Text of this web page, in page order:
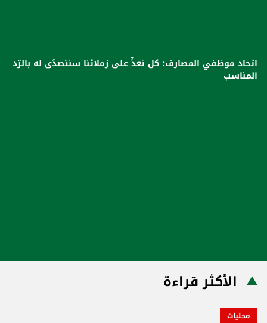
اتحاد موظفي المصارف: كل تعدٍّ على زملائنا سنتصدّى له بالرّد
المناسب
الأكثر قراءة
محليات